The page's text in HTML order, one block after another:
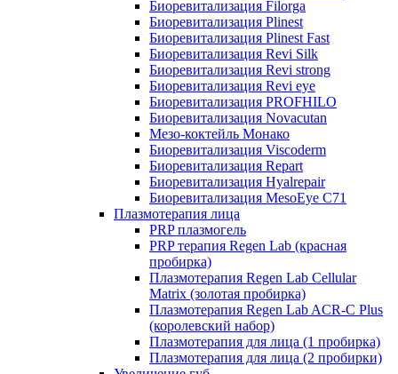
Биоревитализация Filorga
Биоревитализация Plinest
Биоревитализация Plinest Fast
Биоревитализация Revi Silk
Биоревитализация Revi strong
Биоревитализация Revi eye
Биоревитализация PROFHILO
Биоревитализация Novacutan
Мезо-коктейль Монако
Биоревитализация Viscoderm
Биоревитализация Repart
Биоревитализация Hyalrepair
Биоревитализация MesoEye C71
Плазмотерапия лица
PRP плазмогель
PRP терапия Regen Lab (красная
пробирка)
Плазмотерапия Regen Lab Cellular
Matrix (золотая пробирка)
Плазмотерапия Regen Lab ACR-C Plus
(королевский набор)
Плазмотерапия для лица (1 пробирка)
Плазмотерапия для лица (2 пробирки)